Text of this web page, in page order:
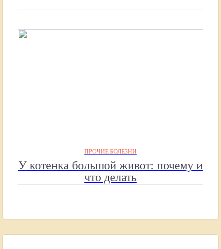
ПРОЧИЕ БОЛЕЗНИ
У котенка большой живот: почему и
что делать